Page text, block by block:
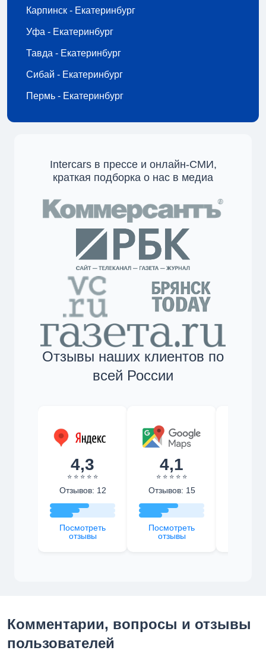
Карпинск - Екатеринбург
Уфа - Екатеринбург
Тавда - Екатеринбург
Сибай - Екатеринбург
Пермь - Екатеринбург
Intercars в прессе и онлайн-СМИ,
краткая подборка о нас в медиа
Отзывы наших клиентов по
всей России
4,3
⭐ ⭐ ⭐ ⭐ ⭐
Отзывов: 12
Посмотреть
отзывы
4,1
⭐ ⭐ ⭐ ⭐ ⭐
Отзывов: 15
Посмотреть
отзывы
Комментарии, вопросы и отзывы
пользователей